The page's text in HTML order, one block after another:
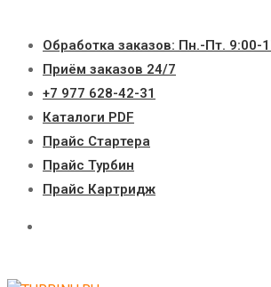
содержимому
Обработка заказов: Пн.-Пт. 9:00-
Приём заказов 24/7
+7 977 628-42-31
Каталоги PDF
Прайс Стартера
Прайс Турбин
Прайс Картридж